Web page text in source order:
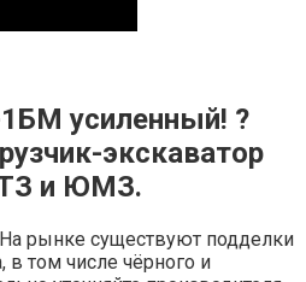
усиленный! ?
экскаватор
и ЮМЗ.
рынке существуют подделки
в том числе чёрного и